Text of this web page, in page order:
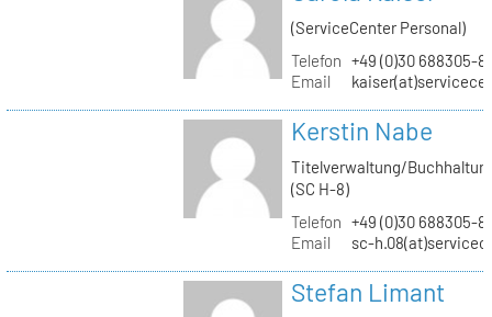
(ServiceCenter Personal)
Telefon +49 (0)30 688305-
Email
Kerstin Nabe
Titelverwaltung/
(SC H-8)
Telefon +49 (0)30 688305-
Email
sc-
Stefan Limant